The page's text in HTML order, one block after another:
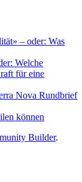
– oder: Was
Welche
für eine
Nova Rundbrief
können
Builder.